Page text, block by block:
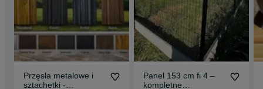
Przęsła metalowe i
sztachetki -
Panel 153 cm fi 4 –
kompletne